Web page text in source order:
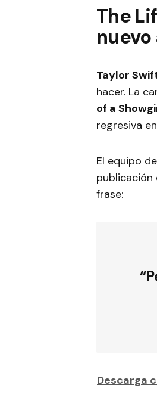
The
Taylor
hacer. La
of a
regresiva
El equipo
frase:
Descarga